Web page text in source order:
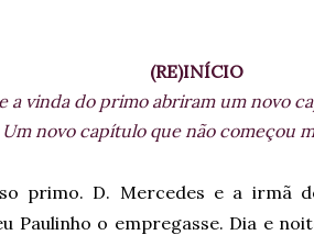
(RE)INÍCIO
a vinda do primo abriram um novo
Um novo capítulo que não começou
primo. D. Mercedes e a irmã
Paulinho o empregasse. Dia e